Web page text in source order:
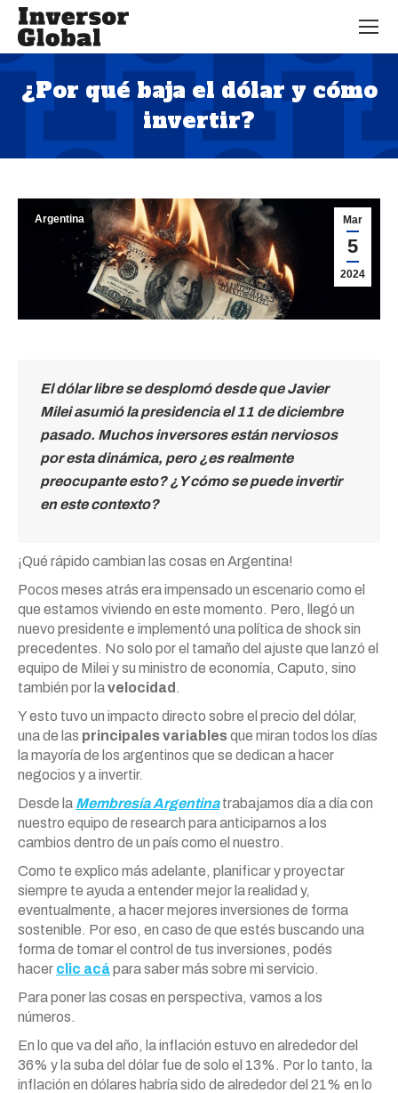
¿Por qué baja el dólar y cómo
invertir?
Estás aquí:
Mar
5
2024
Argentina
El dólar libre se desplomó desde que Javier
Milei asumió la presidencia el 11 de diciembre
pasado. Muchos inversores están nerviosos
por esta dinámica, pero ¿es realmente
preocupante esto? ¿Y cómo se puede invertir
en este contexto?
¡Qué rápido cambian las cosas en Argentina!
Pocos meses atrás era impensado un escenario como el
que estamos viviendo en este momento. Pero, llegó un
nuevo presidente e implementó una política de shock sin
precedentes. No solo por el tamaño del ajuste que lanzó el
equipo de Milei y su ministro de economía, Caputo, sino
también por lavelocidad .
Y esto tuvo un impacto directo sobre el precio del dólar,
una de las principales variablesque miran todos los días
la mayoría de los argentinos que se dedican a hacer
negocios y a invertir.
Desde la Membresía Argentinatrabajamos día a día con
nuestro equipo de research para anticiparnos a los
cambios dentro de un país como el nuestro.
Como te explico más adelante, planificar y proyectar
siempre te ayuda a entender mejor la realidad y,
eventualmente, a hacer mejores inversiones de forma
sostenible. Por eso, en caso de que estés buscando una
forma de tomar el control de tus inversiones, podés
hacer clic acápara saber más sobre mi servicio.
Para poner las cosas en perspectiva, vamos a los
números.
En lo que va del año, la inflación estuvo en alrededor del
36% y la suba del dólar fue de solo el 13%. Por lo tanto, la
inflación en dólares habría sido de alrededor del 21% en lo